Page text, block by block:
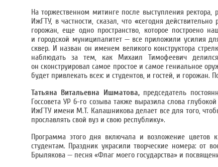
На торжественном митинге после выступления ректора,
ИжГТУ, в частности, сказал, что«сегодня
горожан, еще одно пространство, которое
и городской муниципалитет — все приложили усилия
сквер. И назван он именем великого конструктора
наблюдать за тем, как Михаил Тимофеевич
он сконструировал самое простое и самое гениальное
будет привлекать всех: и студентов, и гостей, и
Татьяна Витальевна Ишматова,председатель
Госсовета УР 6-го созыва также выразила слова
ИжГТУ имени М.Т. Калашникова делает все для того,
прославлять свой вуз и свою республику».
Программа этого дня включала и возложение цветов
студентам. Праздник украсили творческие номера: от
Брылякова — песня «Флаг моего государства» и